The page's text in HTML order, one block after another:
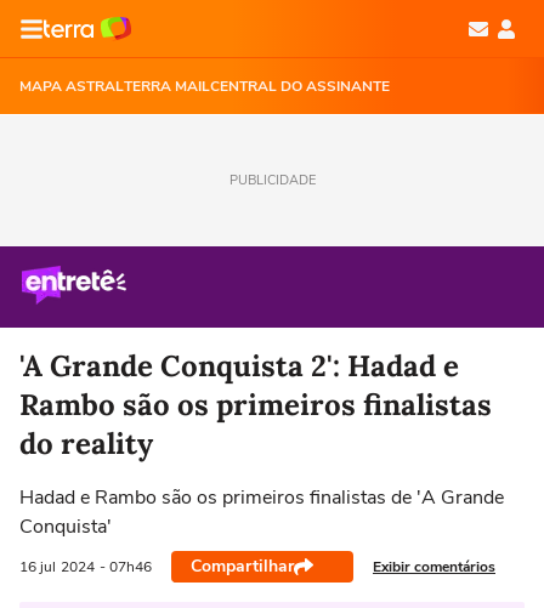
MAPA ASTRALTERRA MAILCENTRAL DO ASSINANTE
PUBLICIDADE
'A Grande Conquista 2': Hadad e
Rambo são os primeiros finalistas
do reality
Hadad e Rambo são os primeiros finalistas de 'A Grande
Conquista'
16 jul 2024 - 07h46 Compartilhar Exibir comentários